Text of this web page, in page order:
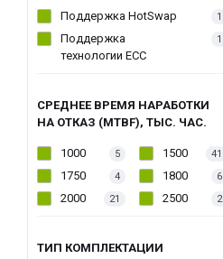
Поддержка HotSwap 1
Поддержка
технологии ECC
1
СРЕДНЕЕ ВРЕМЯ НАРАБОТКИ
НА ОТКАЗ (MTBF), ТЫС. ЧАС.
1000 5 1500 41
1750 4 1800 6
2000 21 2500 2
ТИП КОМПЛЕКТАЦИИ